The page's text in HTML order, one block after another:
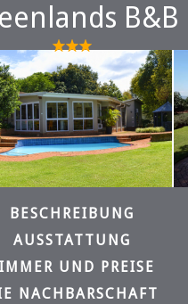
B&B
BESCHREIBUNG
AUSSTATTUNG
UND PREISE
NACHBARSCHAFT